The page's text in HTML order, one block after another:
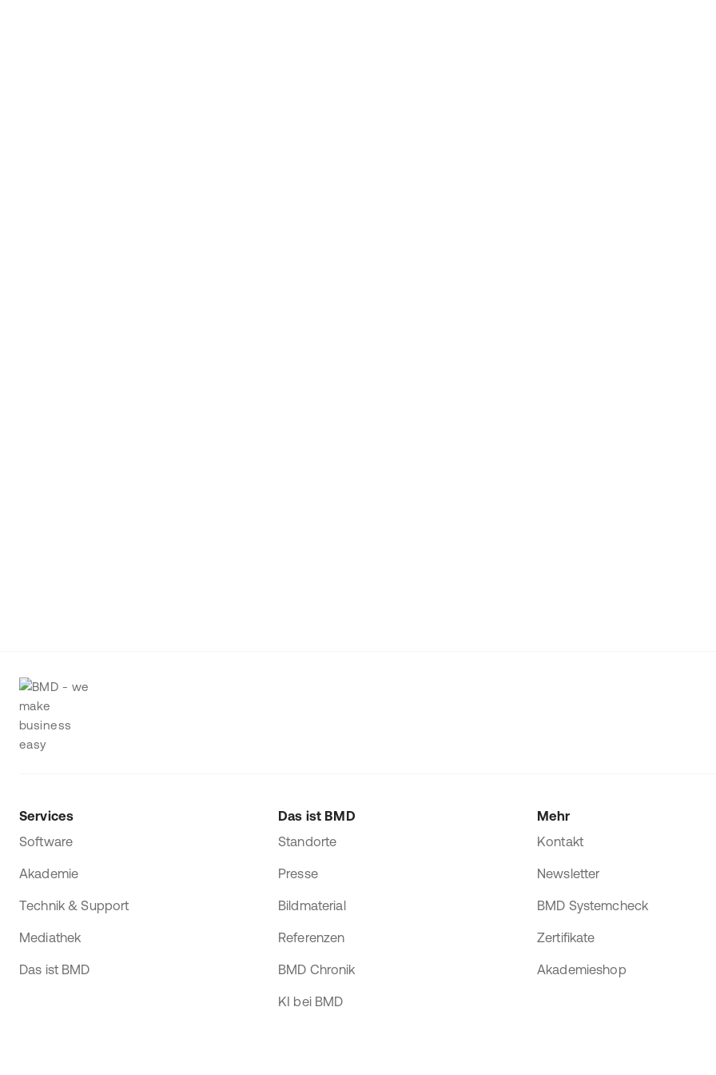
Services
Software
Akademie
Technik & Support
Mediathek
Das ist BMD
Das ist BMD
Standorte
Presse
Bildmaterial
Referenzen
BMD Chronik
KI bei BMD
Mehr
Kontakt
Newsletter
BMD Systemcheck
Zertifikate
Akademieshop